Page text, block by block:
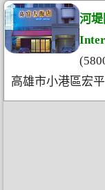
河
高雄市小港區宏